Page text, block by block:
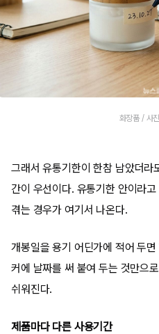
화장품 / 사
그래서 유통기한이 한참 남았더라
간이 우선이다. 유통기한 안이라
겪는 경우가 여기서 나온다.
개봉일을 용기 어딘가에 적어 두
커에 날짜를 써 붙여 두는 것만으
쉬워진다.
제품마다 다른 사용기간